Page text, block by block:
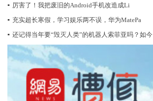
▪ 厉害了！我把废旧的Android手机改造成Li
▪ 充实超长寒假，学习娱乐两不误，华为MatePa
▪ 还记得当年要“毁灭人类”的机器人索菲亚吗？如今